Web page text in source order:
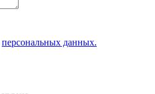
персональных данных.